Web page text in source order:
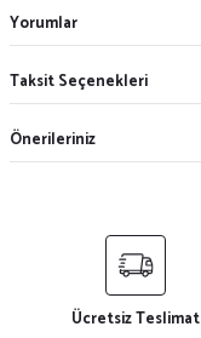
Yorumlar
Taksit Seçenekleri
Önerileriniz
Ücretsiz Teslimat